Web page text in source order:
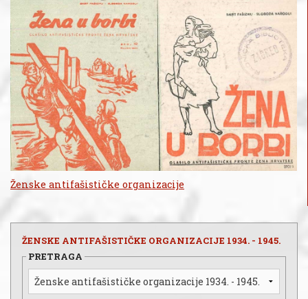
Ženske antifašističke organizacije
ŽENSKE ANTIFAŠISTIČKE ORGANIZACIJE 1934. - 1945.
PRETRAGA